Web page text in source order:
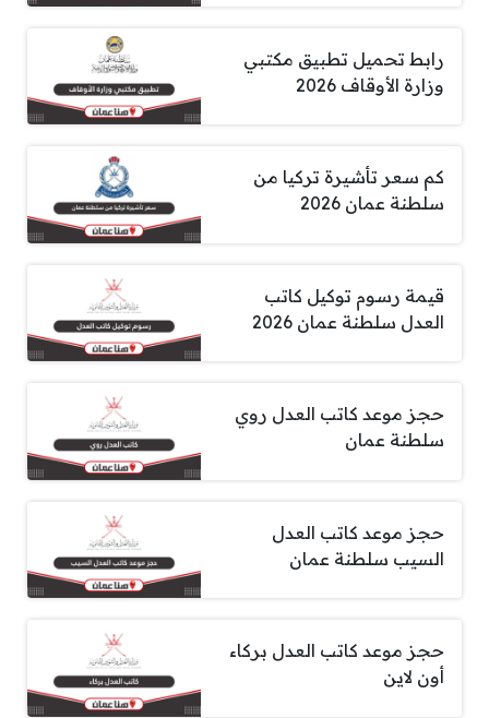
رابط تحميل تطبيق مكتبي
وزارة الأوقاف 2026
كم سعر تأشيرة تركيا من
سلطنة عمان 2026
قيمة رسوم توكيل كاتب
العدل سلطنة عمان 2026
حجز موعد كاتب العدل روي
سلطنة عمان
حجز موعد كاتب العدل
السيب سلطنة عمان
حجز موعد كاتب العدل بركاء
أون لاين